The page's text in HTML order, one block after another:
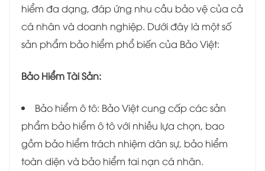
hiểm đa dạng, đáp ứng nhu cầu bảo vệ của cả
cá nhân và doanh nghiệp. Dưới đây là một số
sản phẩm bảo hiểm phổ biến của Bảo Việt:
Bảo Hiểm Tài Sản:
Bảo hiểm ô tô: Bảo Việt cung cấp các sản
phẩm bảo hiểm ô tô với nhiều lựa chọn, bao
gồm bảo hiểm trách nhiệm dân sự, bảo hiểm
toàn diện và bảo hiểm tai nạn cá nhân.